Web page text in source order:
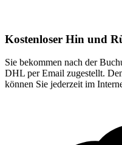
Kostenloser Hin und
Sie bekommen nach der
DHL per Email zugestellt.
können Sie jederzeit im